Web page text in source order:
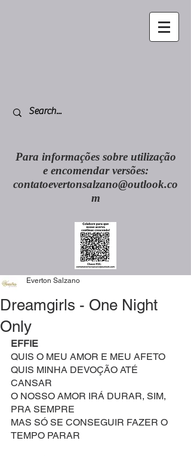
Para informações sobre utilização
e encomendar versões:
contatoevertonsalzano@outlook.co
m
Dreamgirls - One Night
Only
Everton Salzano
EFFIE
QUIS O MEU AMOR E MEU AFETO
QUIS MINHA DEVOÇÃO ATÉ
CANSAR
O NOSSO AMOR IRÁ DURAR, SIM,
PRA SEMPRE
MAS SÓ SE CONSEGUIR FAZER O
TEMPO PARAR